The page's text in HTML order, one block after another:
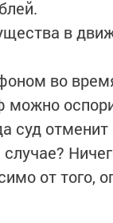
в
во
суд
от того,